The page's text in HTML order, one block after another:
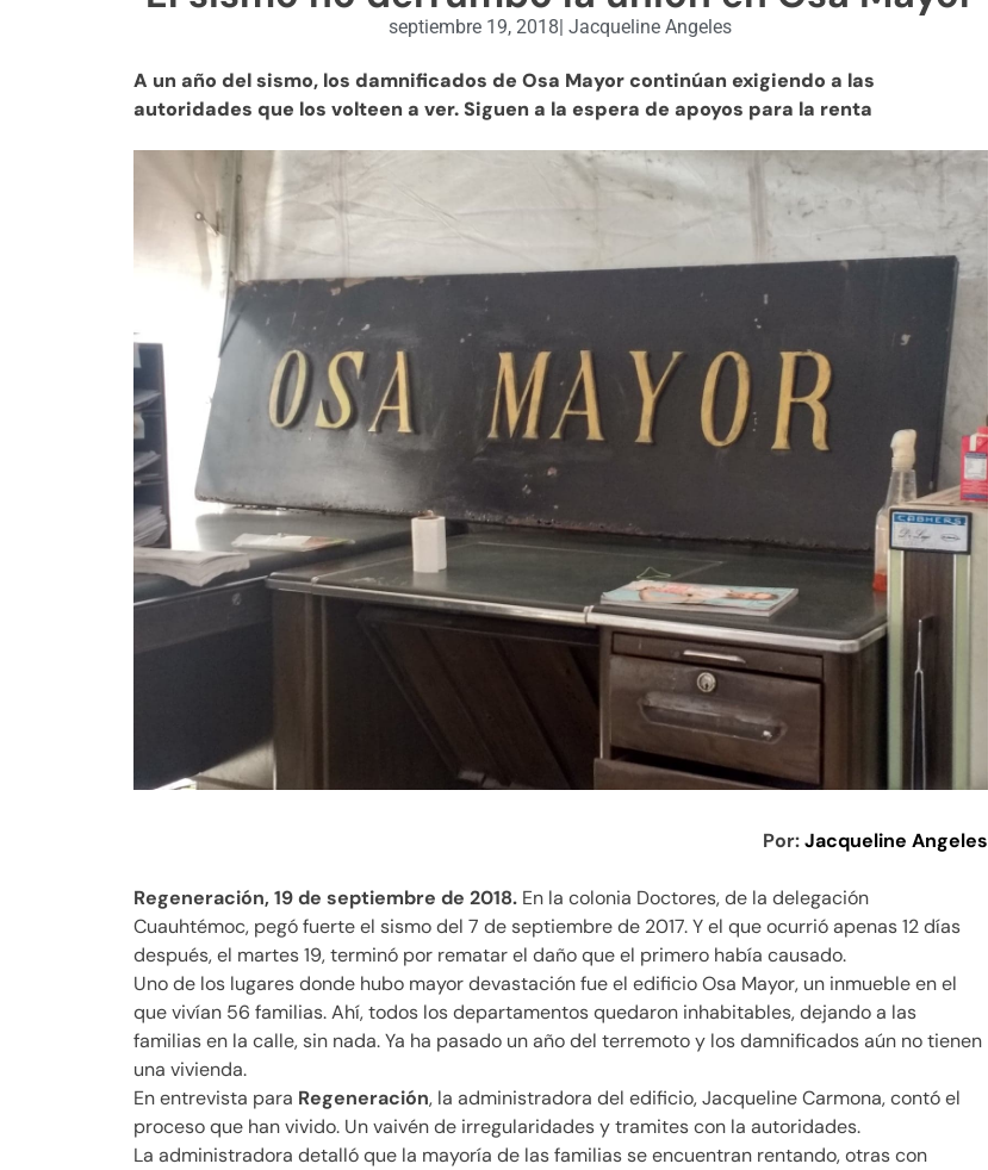
septiembre 19, 2018 Jacqueline Angeles
A un año del sismo, los damnificados de Osa Mayor continúan exigiendo a las
autoridades que los volteen a ver. Siguen a la espera de apoyos para la renta
Por:Jacqueline Angeles
Regeneración, 19 de septiembre de 2018. En la colonia Doctores, de la delegación
Cuauhtémoc, pegó fuerte el sismo del 7 de septiembre de 2017. Y el que ocurrió apenas 12 días
después, el martes 19, terminó por rematar el daño que el primero había causado.
Uno de los lugares donde hubo mayor devastación fue el edificio Osa Mayor, un inmueble en el
que vivían 56 familias. Ahí, todos los departamentos quedaron inhabitables, dejando a las
familias en la calle, sin nada. Ya ha pasado un año del terremoto y los damnificados aún no tienen
una vivienda.
En entrevista para Regeneración, la administradora del edificio, Jacqueline Carmona, contó el
proceso que han vivido. Un vaivén de irregularidades y tramites con la autoridades.
La administradora detalló que la mayoría de las familias se encuentran rentando, otras con